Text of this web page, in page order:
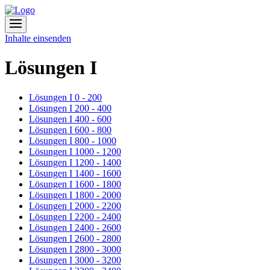
Inhalte einsenden
Lösungen I
Lösungen I 0 - 200
Lösungen I 200 - 400
Lösungen I 400 - 600
Lösungen I 600 - 800
Lösungen I 800 - 1000
Lösungen I 1000 - 1200
Lösungen I 1200 - 1400
Lösungen I 1400 - 1600
Lösungen I 1600 - 1800
Lösungen I 1800 - 2000
Lösungen I 2000 - 2200
Lösungen I 2200 - 2400
Lösungen I 2400 - 2600
Lösungen I 2600 - 2800
Lösungen I 2800 - 3000
Lösungen I 3000 - 3200